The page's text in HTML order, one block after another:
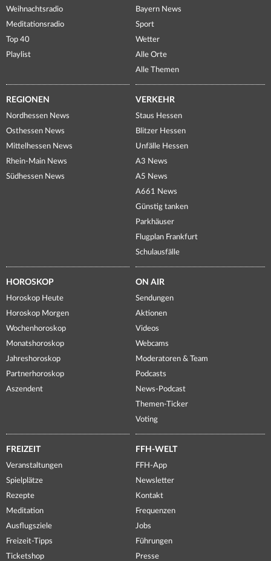
Weihnachtsradio
Meditationsradio
Top 40
Playlist
Bayern News
Sport
Wetter
Alle Orte
Alle Themen
REGIONEN
Nordhessen News
Osthessen News
Mittelhessen News
Rhein-Main News
Südhessen News
VERKEHR
Staus Hessen
Blitzer Hessen
Unfälle Hessen
A3 News
A5 News
A661 News
Günstig tanken
Parkhäuser
Flugplan Frankfurt
Schulausfälle
HOROSKOP
Horoskop Heute
Horoskop Morgen
Wochenhoroskop
Monatshoroskop
Jahreshoroskop
Partnerhoroskop
Aszendent
ON AIR
Sendungen
Aktionen
Videos
Webcams
Moderatoren & Team
Podcasts
News-Podcast
Themen-Ticker
Voting
FREIZEIT
Veranstaltungen
Spielplätze
Rezepte
Meditation
Ausflugsziele
Freizeit-Tipps
Ticketshop
FFH-WELT
FFH-App
Newsletter
Kontakt
Frequenzen
Jobs
Führungen
Presse